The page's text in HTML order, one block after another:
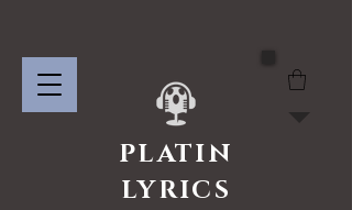
PLATIN
LYRICS